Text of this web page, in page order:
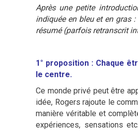
Après une petite
indiquée en bleu et en gras
résumé (parfois retranscrit
1° proposition : Chaque
le centre.
Ce monde privé peut être
idée, Rogers rajoute le
manière véritable et
expériences, sensations